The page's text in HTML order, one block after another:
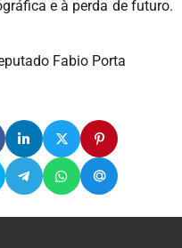
e à perda de futuro.
Fabio Porta